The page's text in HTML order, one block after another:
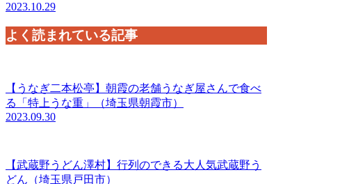
2023.10.29
よく読まれている記事
【うなぎ二本松亭】朝霞の老舗うなぎ屋さんで食べ
る「特上うな重」（埼玉県朝霞市）
2023.09.30
【武蔵野うどん澤村】行列のできる大人気武蔵野う
どん（埼玉県戸田市）